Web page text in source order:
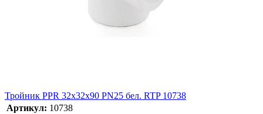
Тройник PPR 32х32х90 PN25 бел. RTP 10738
Артикул: 10738